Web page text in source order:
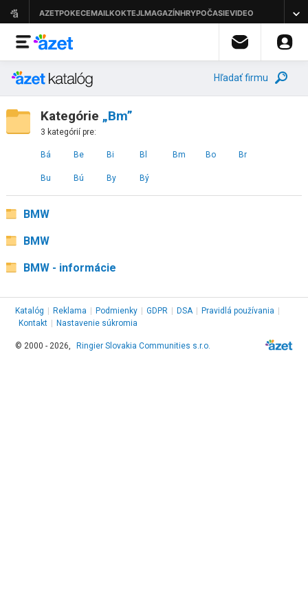
Hľadať firmu
Kategórie „Bm”
3 kategórií pre:
Bá Be Bi Bl Bm Bo Br
Bu Bú By Bý
BMW
BMW
BMW - informácie
Katalóg Reklama Podmienky GDPR DSA Pravidlá používania
Kontakt
Nastavenie súkromia
© 2000 - 2026, Ringier Slovakia Communities s.r.o.